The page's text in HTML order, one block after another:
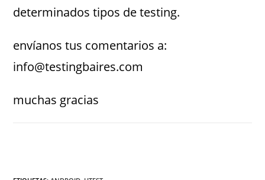
determinados tipos de testing.
envíanos tus comentarios a:
info@testingbaires.com
muchas gracias